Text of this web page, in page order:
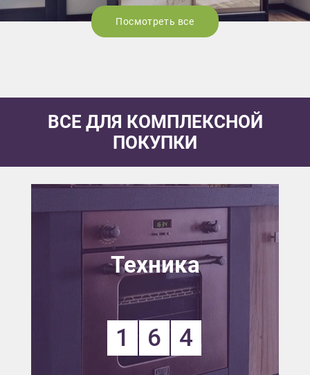
Посмотреть все
ВСЕ ДЛЯ КОМПЛЕКСНОЙ
ПОКУПКИ
Техника
1 6 4